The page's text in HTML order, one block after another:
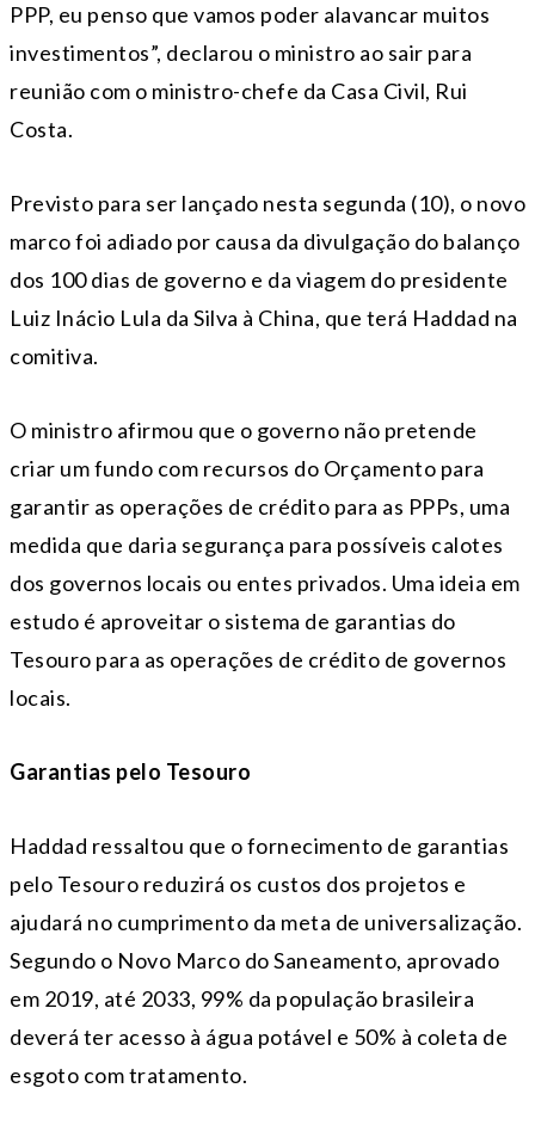
PPP, eu penso que vamos poder alavancar muitos
investimentos”, declarou o ministro ao sair para
reunião com o ministro-chefe da Casa Civil, Rui
Costa.
Previsto para ser lançado nesta segunda (10), o novo
marco foi adiado por causa da divulgação do balanço
dos 100 dias de governo e da viagem do presidente
Luiz Inácio Lula da Silva à China, que terá Haddad na
comitiva.
O ministro afirmou que o governo não pretende
criar um fundo com recursos do Orçamento para
garantir as operações de crédito para as PPPs, uma
medida que daria segurança para possíveis calotes
dos governos locais ou entes privados. Uma ideia em
estudo é aproveitar o sistema de garantias do
Tesouro para as operações de crédito de governos
locais.
Garantias pelo Tesouro
Haddad ressaltou que o fornecimento de garantias
pelo Tesouro reduzirá os custos dos projetos e
ajudará no cumprimento da meta de universalização.
Segundo o Novo Marco do Saneamento, aprovado
em 2019, até 2033, 99% da população brasileira
deverá ter acesso à água potável e 50% à coleta de
esgoto com tratamento.